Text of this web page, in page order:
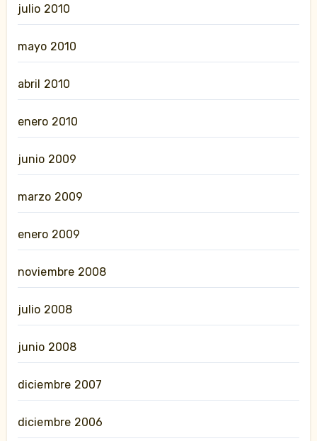
julio 2010
mayo 2010
abril 2010
enero 2010
junio 2009
marzo 2009
enero 2009
noviembre 2008
julio 2008
junio 2008
diciembre 2007
diciembre 2006